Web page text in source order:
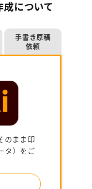
について
手書き原稿
依頼
のまま印
タ）をご